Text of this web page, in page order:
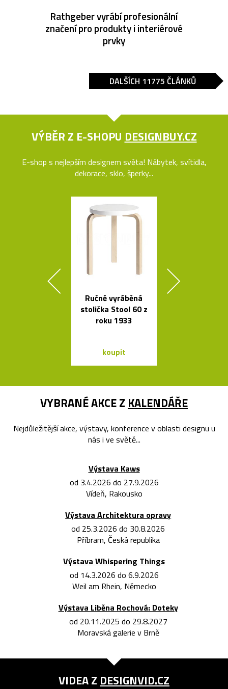
Rathgeber vyrábí profesionální
značení pro produkty i interiérové
prvky
DALŠÍCH 11775 ČLÁNKŮ
VÝBĚR Z E-SHOPU DESIGNBUY.CZ
E-shop s nejlepším designem světa! Nábytek, svítidla,
dekorace, sklo, šperky...
Ručně vyráběná
stolička Stool 60 z
roku 1933
koupit
VYBRANÉ AKCE Z KALENDÁŘE
Nejdůležitější akce, výstavy, konference v oblasti designu u
nás i ve světě...
Výstava Kaws
od 3.4.2026 do 27.9.2026
Vídeň, Rakousko
Výstava Architektura opravy
od 25.3.2026 do 30.8.2026
Příbram, Česká republika
Výstava Whispering Things
od 14.3.2026 do 6.9.2026
Weil am Rhein, Německo
Výstava Liběna Rochová: Doteky
od 20.11.2025 do 29.8.2027
Moravská galerie v Brně
VIDEA Z DESIGNVID.CZ